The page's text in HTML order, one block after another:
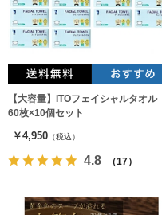
【大容量】ITOフェイシャルタオル
60枚×10個セット
￥4,950 （税込）
4.8 （17）